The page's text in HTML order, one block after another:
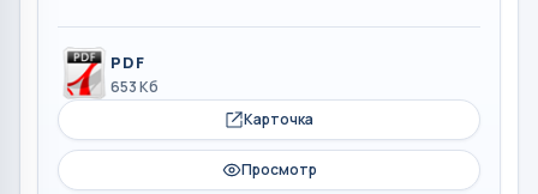
PDF
653 Кб
Карточка
Просмотр